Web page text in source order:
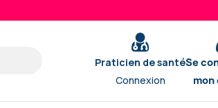
Praticien de santé
Connexion
Se
mon